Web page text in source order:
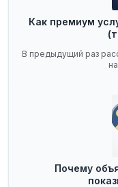
Как премиум
В предыдущий раз
Почему